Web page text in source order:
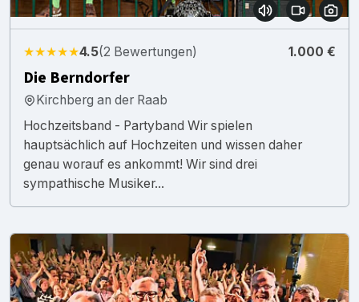
★★★★★4.5(2 Bewertungen) 1.000 €
Die Berndorfer
Kirchberg an der Raab
Hochzeitsband - Partyband Wir spielen
hauptsächlich auf Hochzeiten und wissen daher
genau worauf es ankommt! Wir sind drei
sympathische Musiker...